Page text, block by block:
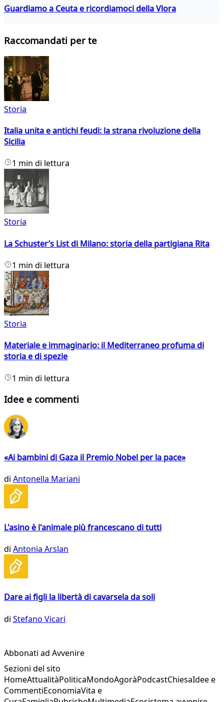
Guardiamo a Ceuta e ricordiamoci della Vlora
Raccomandati per te
Storia
Italia unita e antichi feudi: la strana rivoluzione della
Sicilia
1 min di lettura
Storia
La Schuster’s List di Milano: storia della partigiana Rita
1 min di lettura
Storia
Materiale e immaginario: il Mediterraneo profuma di
storia e di spezie
1 min di lettura
Idee e commenti
«Ai bambini di Gaza il Premio Nobel per la pace»
di Antonella Mariani
L'asino è l'animale più francescano di tutti
di Antonia Arslan
Dare ai figli la libertà di cavarsela da soli
di Stefano Vicari
Abbonati ad Avvenire
Sezioni del sito
HomeAttualitàPoliticaMondoAgoràPodcastChiesaIdee e
CommentiEconomiaVita e